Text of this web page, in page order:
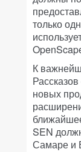
только
К
новых
SEN
Самаре и